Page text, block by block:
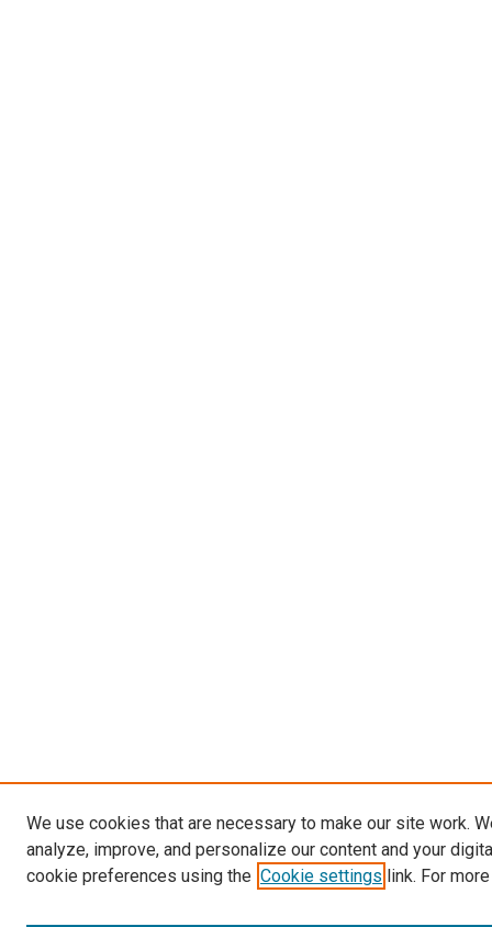
We use cookies that are necessary to make our site work.
analyze, improve, and personalize our content and your
cookie preferences using the Cookie settings link. For